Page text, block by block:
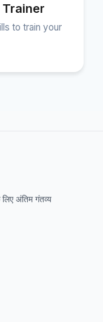
Trainer
to train your
अंतिम गंतव्य